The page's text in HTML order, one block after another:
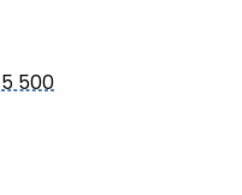
5 500